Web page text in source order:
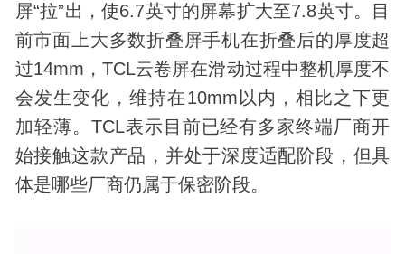
屏“拉”出，使6.7英寸的屏幕扩大至7.8英寸。目
前市面上大多数折叠屏手机在折叠后的厚度超
过14mm，TCL云卷屏在滑动过程中整机厚度不
会发生变化，维持在10mm以内，相比之下更
加轻薄。TCL表示目前已经有多家终端厂商开
始接触这款产品，并处于深度适配阶段，但具
体是哪些厂商仍属于保密阶段。